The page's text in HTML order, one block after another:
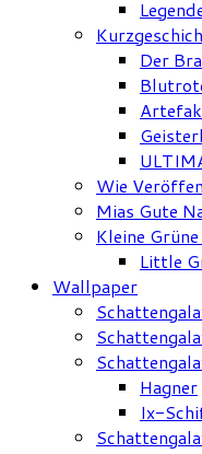
Der
Wie
Mias Gute
Kleine
Little
Wallpaper
Hagner
Ix-